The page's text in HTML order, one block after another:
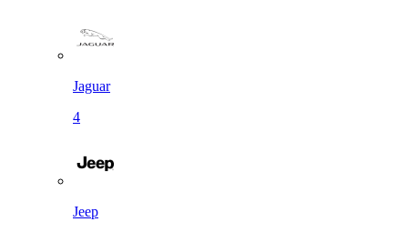
Jaguar
4
Jeep